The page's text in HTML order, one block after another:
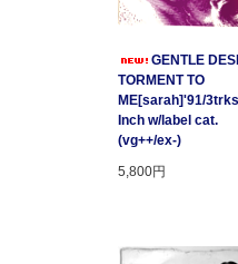
GENTLE
TORMENT TO
ME[sarah]'91/
Inch w/label cat.
(vg++/ex-)
5,800円